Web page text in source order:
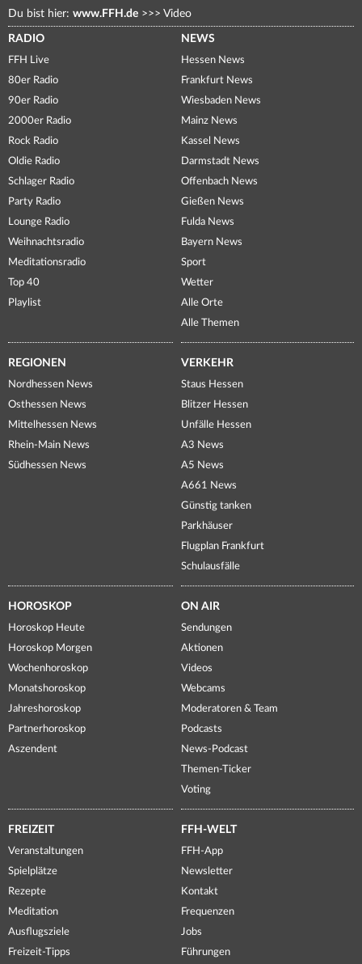
Du bist hier: www.FFH.de >>> Video
RADIO
FFH Live
80er Radio
90er Radio
2000er Radio
Rock Radio
Oldie Radio
Schlager Radio
Party Radio
Lounge Radio
Weihnachtsradio
Meditationsradio
Top 40
Playlist
NEWS
Hessen News
Frankfurt News
Wiesbaden News
Mainz News
Kassel News
Darmstadt News
Offenbach News
Gießen News
Fulda News
Bayern News
Sport
Wetter
Alle Orte
Alle Themen
REGIONEN
Nordhessen News
Osthessen News
Mittelhessen News
Rhein-Main News
Südhessen News
VERKEHR
Staus Hessen
Blitzer Hessen
Unfälle Hessen
A3 News
A5 News
A661 News
Günstig tanken
Parkhäuser
Flugplan Frankfurt
Schulausfälle
HOROSKOP
Horoskop Heute
Horoskop Morgen
Wochenhoroskop
Monatshoroskop
Jahreshoroskop
Partnerhoroskop
Aszendent
ON AIR
Sendungen
Aktionen
Videos
Webcams
Moderatoren & Team
Podcasts
News-Podcast
Themen-Ticker
Voting
FREIZEIT
Veranstaltungen
Spielplätze
Rezepte
Meditation
Ausflugsziele
Freizeit-Tipps
FFH-WELT
FFH-App
Newsletter
Kontakt
Frequenzen
Jobs
Führungen